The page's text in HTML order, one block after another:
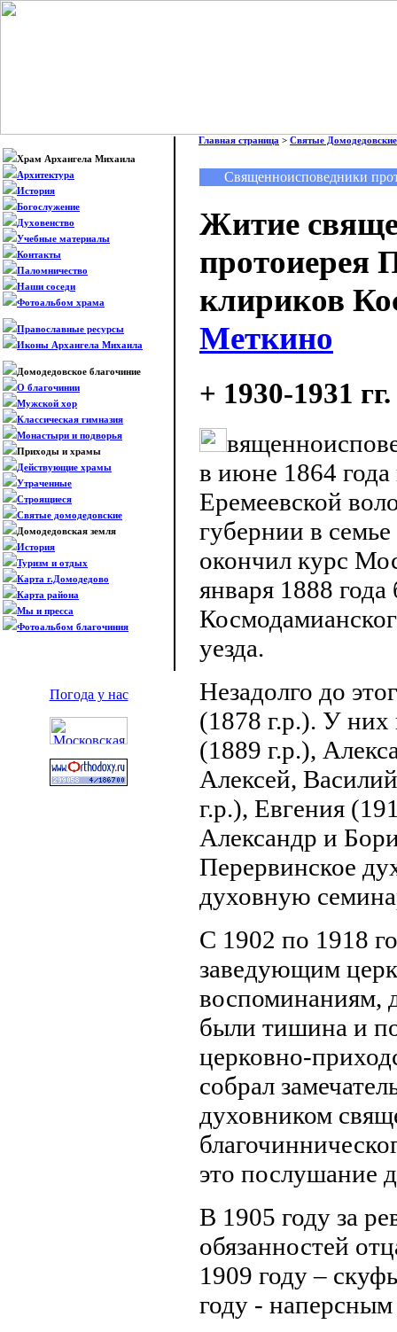
Храм Архангела Михаила
Архитектура
История
Богослужение
Духовенство
Учебные материалы
Контакты
Паломничество
Наши соседи
Фотоальбом храма
Православные ресурсы
Иконы Архангела Михаила
Домодедовское благочиние
О благочинии
Мужской хор
Классическая гимназия
Монастыри и подворья
Приходы и храмы
Действующие храмы
Утраченные
Строящиеся
Святые домодедовские
Домодедовская земля
История
Туризм и отдых
Карта г.Домодедово
Карта района
Мы и пресса
Фотоальбом благочиния
Погода у нас
Главная страница > Святые Домодедовские
Священноисповедники
Житие
протоиерея
клириков
Меткино
+ 1930-1931 гг.
в июне 1864 года
Еремеевской
губернии в
окончил курс
января 1888
уезда.
Незадолго до
(1878 г.р.). У них
(1889 г.р.),
Алексей,
г.р.), Евгения
Александр и
Перервинское
духовную
С 1902 по 1918
заведующим
воспоминаниям,
были тишина и
церковно-
собрал
духовником
это послушание
В 1905 году за
обязанностей
1909 году –
году -